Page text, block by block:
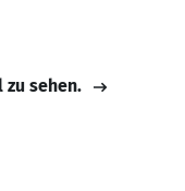
zu sehen.